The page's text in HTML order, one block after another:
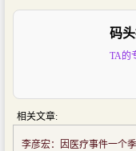
码
TA的
相关文章:
李彦宏：因医疗事件一个